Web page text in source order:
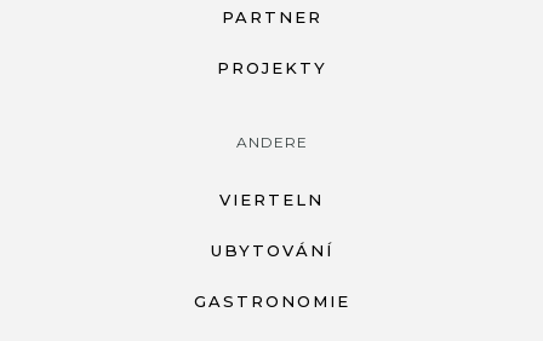
PARTNER
PROJEKTY
ANDERE
VIERTELN
UBYTOVÁNÍ
GASTRONOMIE